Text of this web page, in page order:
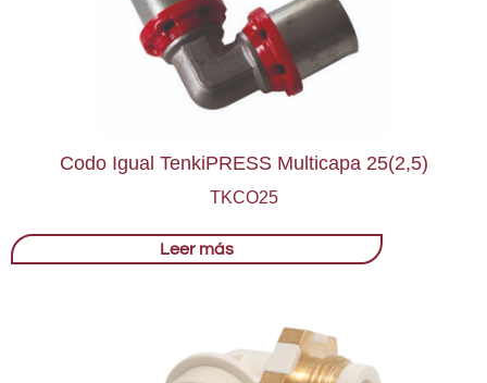
Codo Igual TenkiPRESS Multicapa 25(2,5)
TKCO25
Leer más